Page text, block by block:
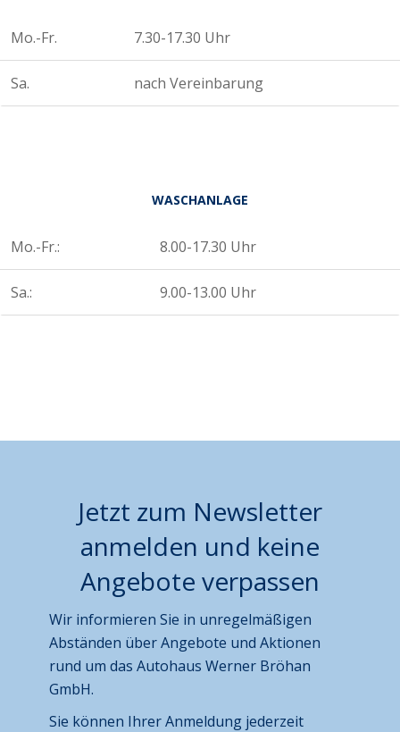
Mo.-Fr. 7.30-17.30 Uhr
Sa. nach Vereinbarung
WASCHANLAGE
Mo.-Fr.: 8.00-17.30 Uhr
Sa.: 9.00-13.00 Uhr
Jetzt zum Newsletter
anmelden und keine
Angebote verpassen
Wir informieren Sie in unregelmäßigen
Abständen über Angebote und Aktionen
rund um das Autohaus Werner Bröhan
GmbH.
Sie können Ihrer Anmeldung jederzeit